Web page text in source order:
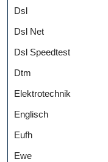
Dsl
Dsl Net
Dsl Speedtest
Dtm
Elektrotechnik
Englisch
Eufh
Ewe